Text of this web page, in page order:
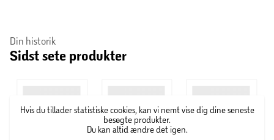
Produktinformation
Vibrationsdæmpende løbeflade på 100 x 34 cm
Baggrundsbelyst LCD-display med visning af
træningsdata
Din historik
Sidst sete produkter
Hvis du tillader statistiske cookies, kan vi nemt vise dig dine seneste
besøgte produkter.
Du kan altid ændre det igen.